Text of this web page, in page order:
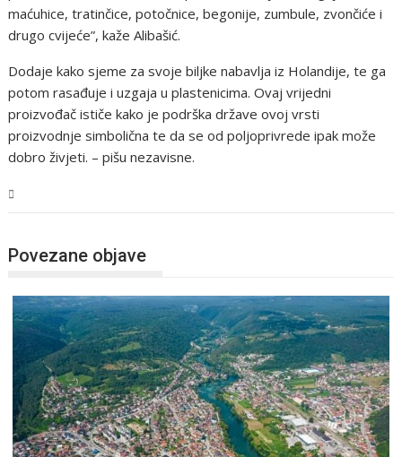
maćuhice, tratinčice, potočnice, begonije, zumbule, zvončiće i
drugo cvijeće”, kaže Alibašić.
Dodaje kako sjeme za svoje biljke nabavlja iz Holandije, te ga
potom rasađuje i uzgaja u plastenicima. Ovaj vrijedni
proizvođač ističe kako je podrška države ovoj vrsti
proizvodnje simbolična te da se od poljoprivrede ipak može
dobro živjeti. – pišu nezavisne.
Povezane objave